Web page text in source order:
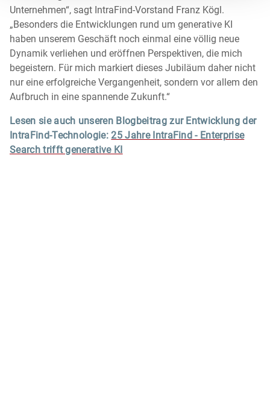
Unternehmen“, sagt IntraFind-Vorstand Franz Kögl.
„Besonders die Entwicklungen rund um generative KI
haben unserem Geschäft noch einmal eine völlig neue
Dynamik verliehen und eröffnen Perspektiven, die mich
begeistern. Für mich markiert dieses Jubiläum daher nicht
nur eine erfolgreiche Vergangenheit, sondern vor allem den
Aufbruch in eine spannende Zukunft.“
Lesen sie auch unseren Blogbeitrag zur Entwicklung der
IntraFind-Technologie:25 Jahre IntraFind - Enterprise
Search trifft generative KI